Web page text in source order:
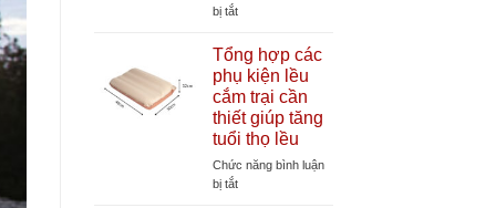
bị tắtở
quạt
cắm
trại
tích
điện
dung
lượng
lớn
Tổng hợp các
phụ kiện lều
cắm trại cần
thiết giúp tăng
tuổi thọ lều
Chức năng bình luận
bị tắtở